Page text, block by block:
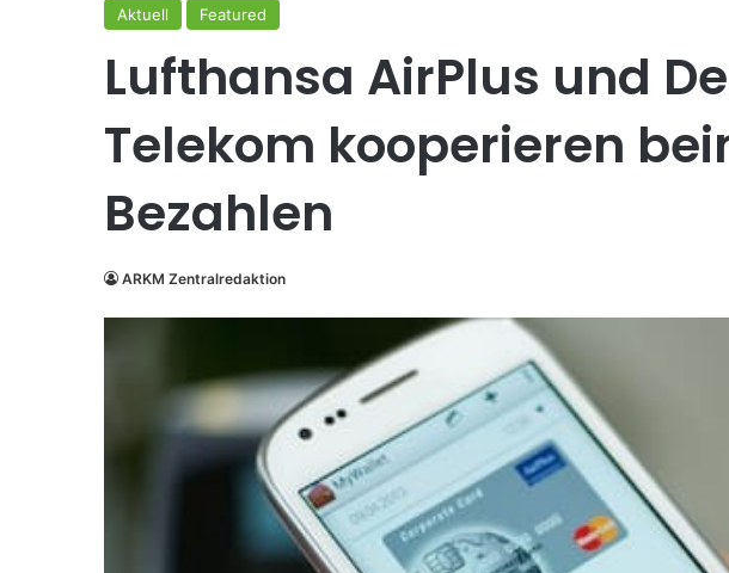
Aktuell Featured
Lufthansa AirPlus und
Telekom kooperieren
Bezahlen
ARKM Zentralredaktion